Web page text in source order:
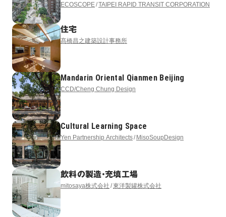
ECOSCOPE TAIPEI RAPID TRANSIT CORPORATION
住宅
髙橋昌之建築設計事務所
Mandarin Oriental Qianmen Beijing
CCD/Cheng Chung Design
Cultural Learning Space
Yen Partnership Architects MisoSoupDesign
飲料の製造・充填工場
mitosaya株式会社 東洋製罐株式会社